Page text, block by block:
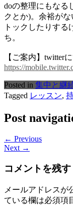
doの整理にもなる
クとか)。余裕が
トックしたりす
ち。
【ご案内】 twitter
https://
Posted in 集中と継
Tagged レッスン,
Post
← Previous
Next →
コメントを残す
メールアドレスが
ている欄は必須項